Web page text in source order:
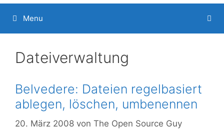
Menu
Dateiverwaltung
Belvedere: Dateien regelbasiert
ablegen, löschen, umbenennen
20. März 2008 von The Open Source Guy